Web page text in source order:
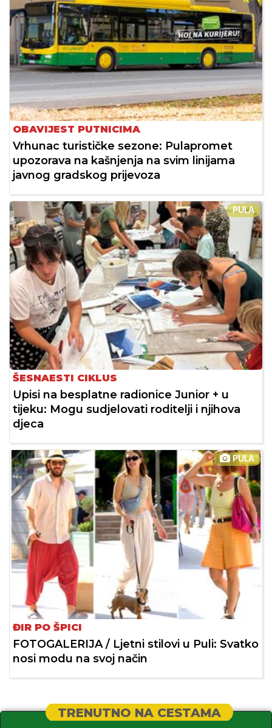
OBAVIJEST PUTNICIMA
Vrhunac turističke sezone: Pulapromet
upozorava na kašnjenja na svim linijama
javnog gradskog prijevoza
PULA
ŠESNAESTI CIKLUS
Upisi na besplatne radionice Junior + u
tijeku: Mogu sudjelovati roditelji i njihova
djeca
PULA
ĐIR PO ŠPICI
FOTOGALERIJA / Ljetni stilovi u Puli: Svatko
nosi modu na svoj način
TRENUTNO NA CESTAMA